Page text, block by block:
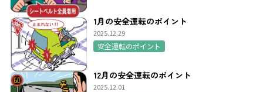
1月の安全運転のポイント
2025.12.29
安全運転のポイント
12月の安全運転のポイント
2025.12.01